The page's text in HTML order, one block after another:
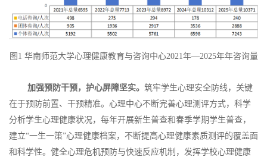
图1 华南师范大学心理健康教育与咨询中心2021年—2025年年咨询量
加强预防干预，护心屏障坚实。筑牢学生心理安全防线，关键
在于预防前置、干预精准。心理中心不断完善心理测评方式，科学
分析学生心理健康状况，每年开展新生普查和春季学期学生普查，
建立“一生一策”心理健康档案，不断提高心理健康素质测评的覆盖面
和科学性。健全心理危机预防与快速反应机制，发挥学校心理健康